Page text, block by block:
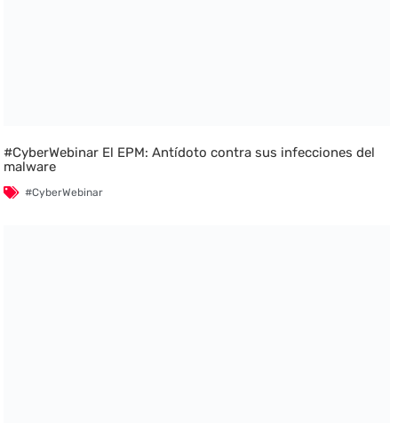
#CyberWebinar El EPM: Antídoto contra sus infecciones del
malware
#CyberWebinar